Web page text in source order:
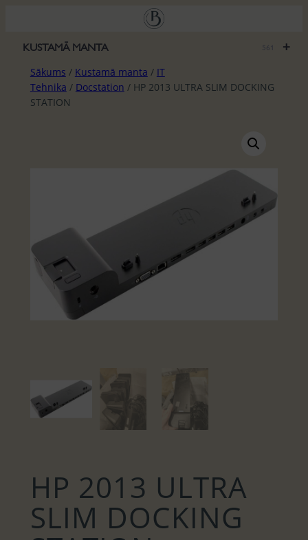
saturu
+
KUSTAMĀ MANTA
Sākums / Kustamā manta / IT
Tehnika / Docstation / HP 2013 ULTRA SLIM DOCKING
STATION
HP 2013 ULTRA
SLIM DOCKING